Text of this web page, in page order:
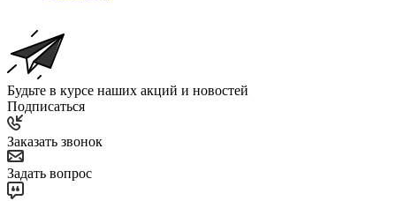
Будьте в курсе наших акций и новостей
Подписаться
Заказать звонок
Задать вопрос